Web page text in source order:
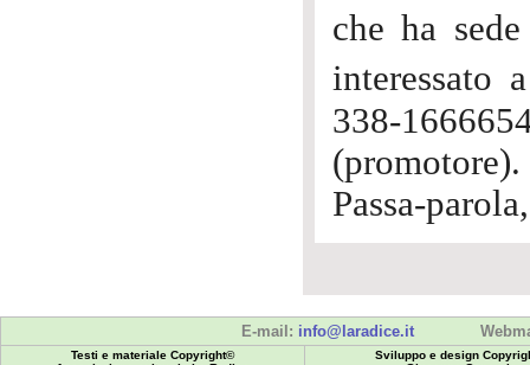
che ha
interessato
338-
(promotore).
Passa-
E-mail: info@laradice.it
Testi e materiale Copyright©
Sviluppo e design